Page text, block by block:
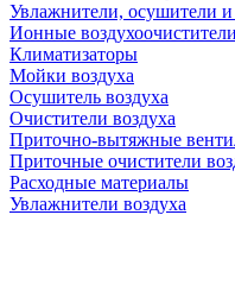
Увлажнители, осушители и
Ионные воздухоочистители
Климатизаторы
Мойки воздуха
Осушитель воздуха
Очистители воздуха
Приточно-вытяжные
Приточные очистители
Расходные материалы
Увлажнители воздуха